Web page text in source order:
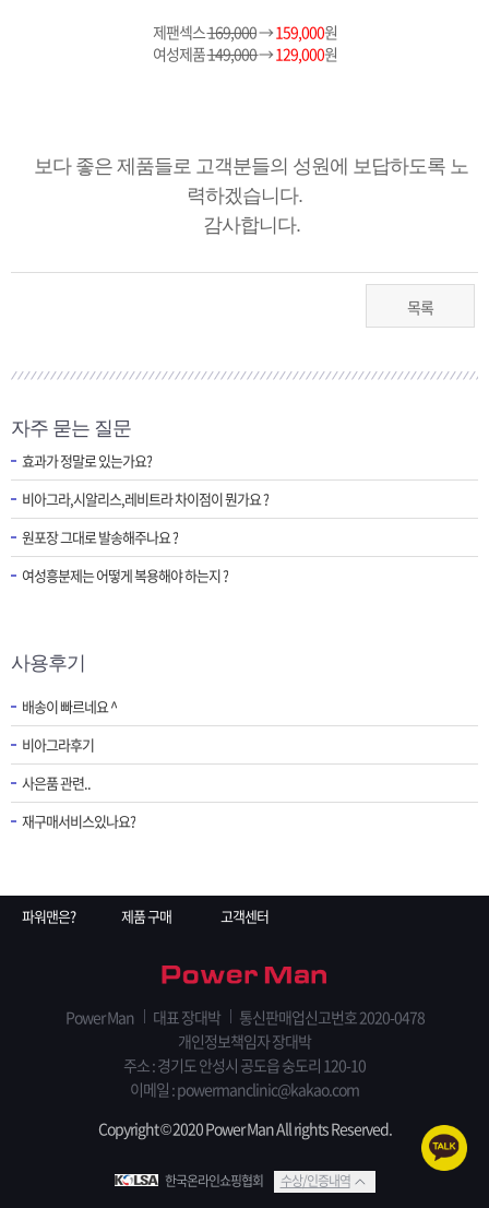
제팬섹스169,000→159,000원
여성제품149,000→129,000원
보다 좋은 제품들로 고객분들의 성원에 보답하도록 노
력하겠습니다.
감사합니다.
목록
자주 묻는 질문
효과가 정말로 있는가요?
비아그라,시알리스,레비트라 차이점이 뭔가요 ?
원포장 그대로 발송해주나요 ?
여성흥분제는 어떻게 복용해야 하는지 ?
사용후기
배송이 빠르네요 ^
비아그라후기
사은품 관련..
재구매서비스있나요?
파워맨은? 제품 구매 고객센터
Power Man 대표 장대박
통신판매업신고번호 2020-0478
개인정보책임자 장대박
주소 : 경기도 안성시 공도읍 숭도리 120-10
이메일 : powermanclinic@kakao.com
Copyright © 2020 Power Man All rights Reserved.
한국온라인쇼핑협회 수상/인증내역